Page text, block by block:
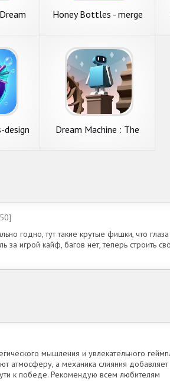
Honey Bottles - merge
design
Dream Machine : The
годно, тут такие крутые фишки, что
за игрой кайф, багов нет, теперь строить
мышления и увлекательного
атмосферу, а механика слияния добавляет
к победе. Рекомендую всем любителям